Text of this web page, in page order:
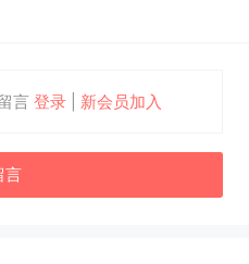
言 登录| 新会员加入
言